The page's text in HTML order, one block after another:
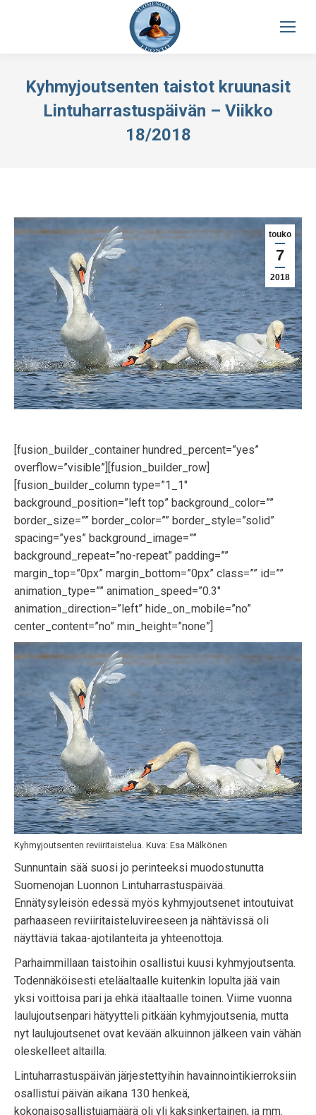
Kyhmyjoutsenten taistot kruunasit
Lintuharrastuspäivän – Viikko
18/2018
touko
7
2018
[fusion_builder_container hundred_percent=”yes”
overflow=”visible”][fusion_builder_row]
[fusion_builder_column type=”1_1″
background_position=”left top” background_color=””
border_size=”” border_color=”” border_style=”solid”
spacing=”yes” background_image=””
background_repeat=”no-repeat” padding=””
margin_top=”0px” margin_bottom=”0px” class=”” id=””
animation_type=”” animation_speed=”0.3″
animation_direction=”left” hide_on_mobile=”no”
center_content=”no” min_height=”none”]
Kyhmyjoutsenten reviiritaistelua. Kuva: Esa Mälkönen
Sunnuntain sää suosi jo perinteeksi muodostunutta
Suomenojan Luonnon Lintuharrastuspäivää.
Ennätysyleisön edessä myös kyhmyjoutsenet intoutuivat
parhaaseen reviiritaisteluvireeseen ja nähtävissä oli
näyttäviä takaa-ajotilanteita ja yhteenottoja.
Parhaimmillaan taistoihin osallistui kuusi kyhmyjoutsenta.
Todennäköisesti eteläaltaalle kuitenkin lopulta jää vain
yksi voittoisa pari ja ehkä itäaltaalle toinen. Viime vuonna
laulujoutsenpari hätyytteli pitkään kyhmyjoutsenia, mutta
nyt laulujoutsenet ovat kevään alkuinnon jälkeen vain vähän
oleskelleet altailla.
Lintuharrastuspäivän järjestettyihin havainnointikierroksiin
osallistui päivän aikana 130 henkeä,
kokonaisosallistujamäärä oli yli kaksinkertainen, ja mm.